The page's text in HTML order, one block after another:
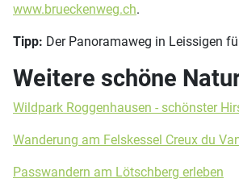
www.brueckenweg.ch.
Tipp: Der Panoramaweg in Leissigen
Weitere schöne
Wildpark Roggenhausen - schönster
Wanderung am Felskessel Creux du
Passwandern am Lötschberg erleben